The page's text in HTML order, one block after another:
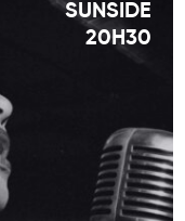
SUNSIDE
20H30